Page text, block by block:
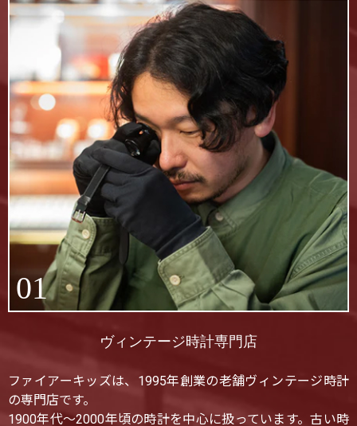
01
ヴィンテージ時計専門店
ファイアーキッズは、1995年創業の老舗ヴィンテージ時計
の専門店です。
1900年代〜2000年頃の時計を中心に扱っています。古い時